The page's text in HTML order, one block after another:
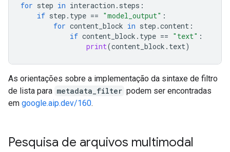
for step in interaction . steps :
if step . type == "model_output" :
for content_block in step .content :
if content_block . type == "text" :
print(content_block . text)
As orientações sobre a implementação da sintaxe de filtro
de lista para metadata_filter podem ser encontradas
em google.aip.dev/160.
Pesquisa de arquivos multimodal